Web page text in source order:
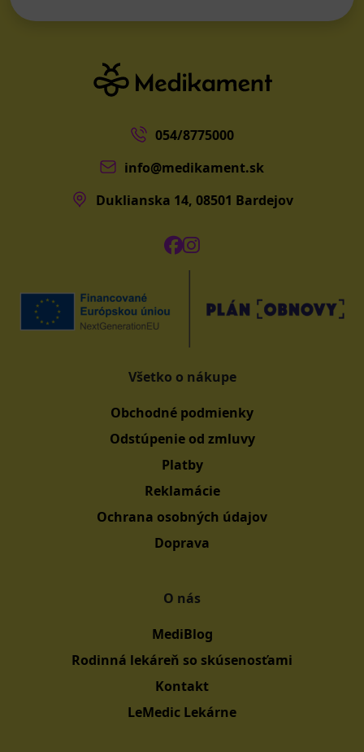
054/8775000
info@medikament.sk
Duklianska 14, 08501 Bardejov
Všetko o nákupe
Obchodné podmienky
Odstúpenie od zmluvy
Platby
Reklamácie
Ochrana osobných údajov
Doprava
O nás
MediBlog
Rodinná lekáreň so skúsenosťami
Kontakt
LeMedic Lekárne